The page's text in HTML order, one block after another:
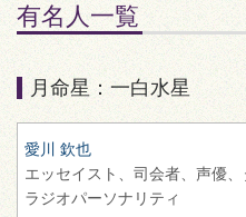
有名人一覧
月命星：一白水星
愛川 欽也
エッセイスト、 司会者、 声優、
ラジオパーソナリティ